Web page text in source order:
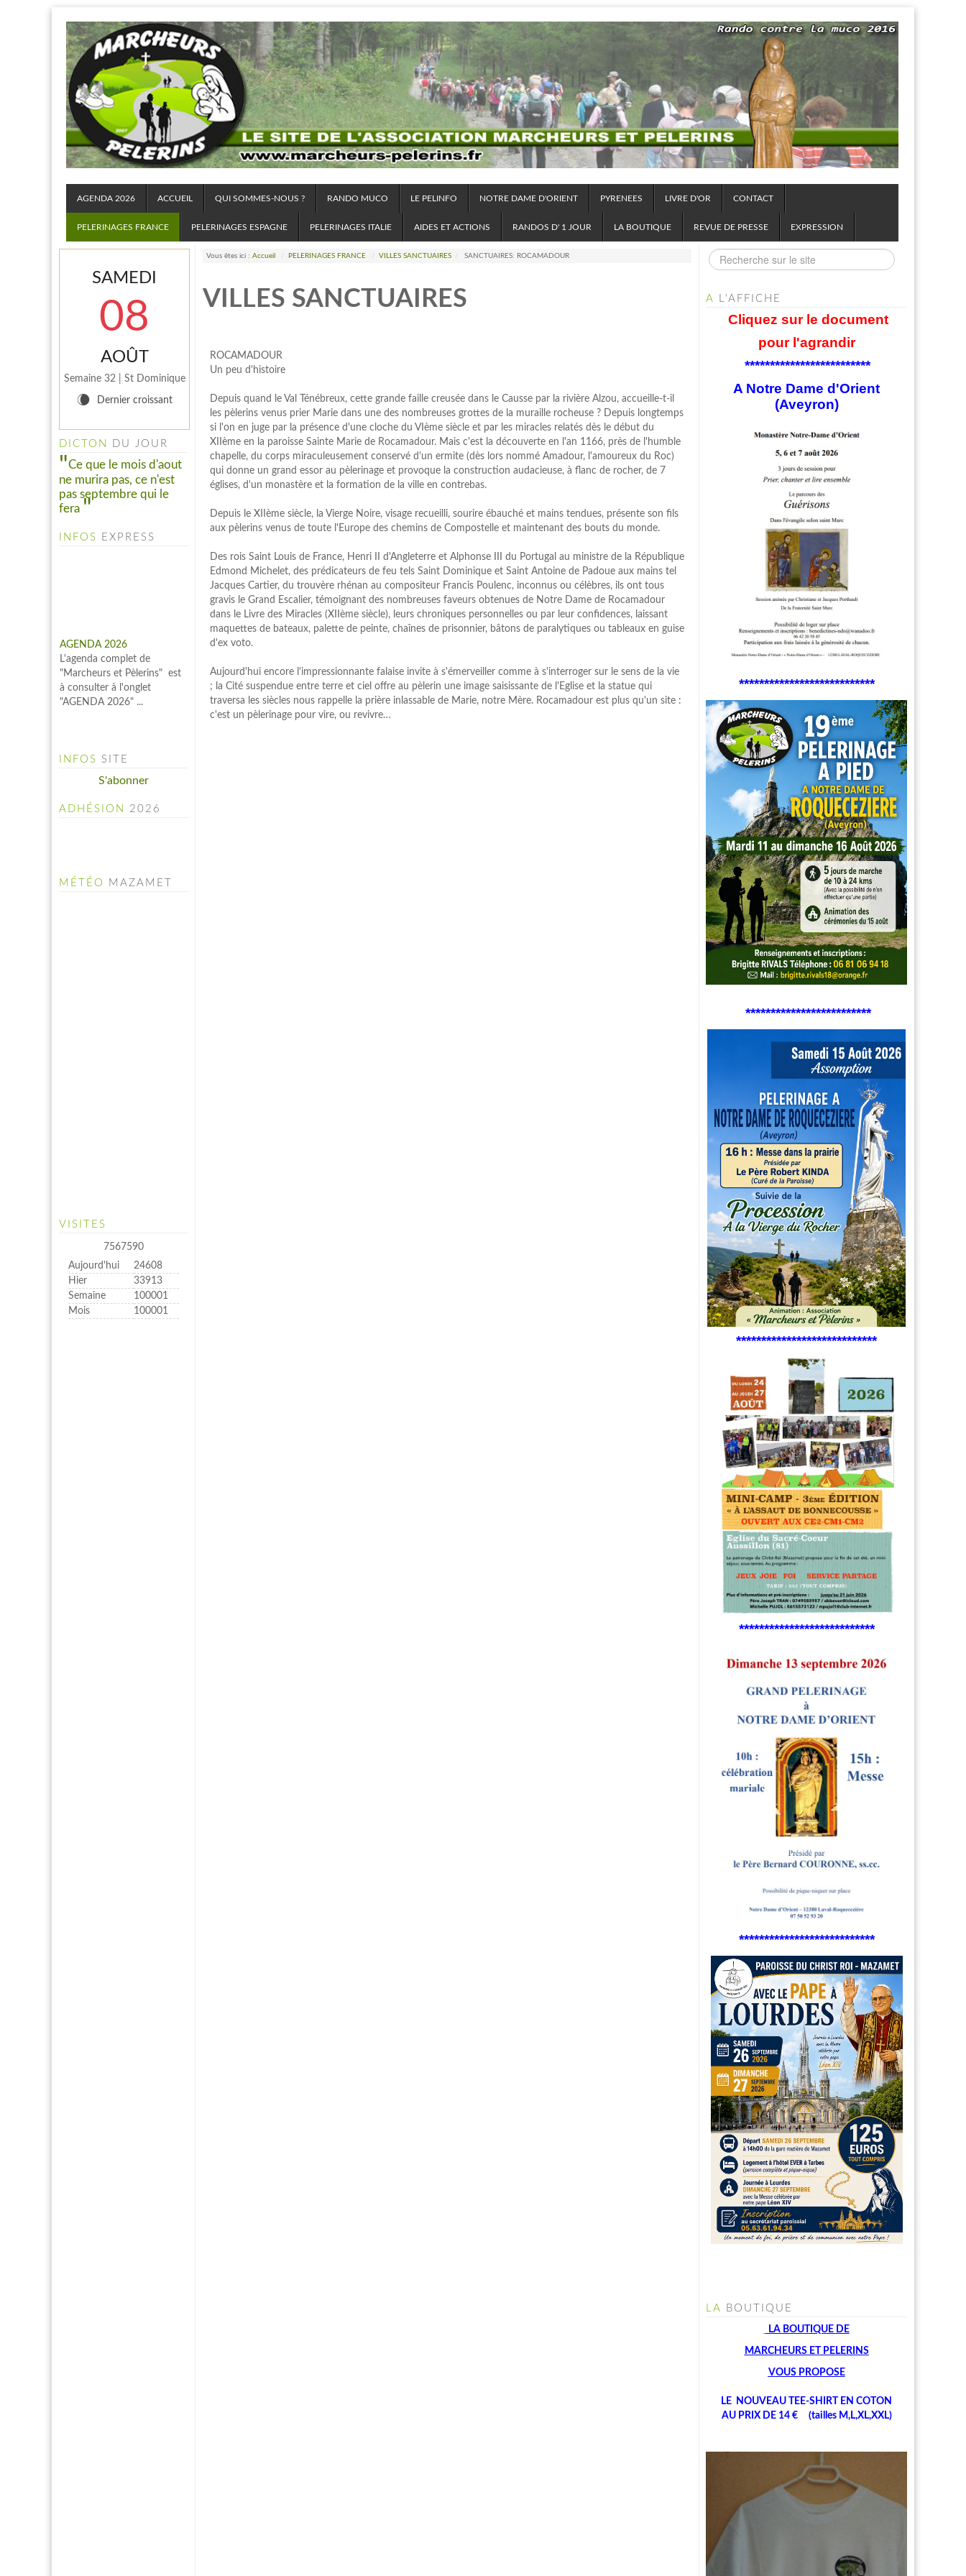
AGENDA 2026 ACCUEIL QUI SOMMES-NOUS ? RANDO MUCO LE PELINFO NOTRE DAME D'ORIENT PYRENEES LIVRE D'OR CONTACT
PELERINAGES FRANCE PELERINAGES ESPAGNE PELERINAGES ITALIE AIDES ET ACTIONS RANDOS D' 1 JOUR LA BOUTIQUE REVUE DE PRESSE EXPRESSION
Vous êtes ici : Accueil / PELERINAGES FRANCE / VILLES SANCTUAIRES / SANCTUAIRES: ROCAMADOUR
VILLES SANCTUAIRES
ROCAMADOUR
Un peu d'histoire
Depuis quand le Val Ténébreux, cette grande faille creusée dans le Causse par la rivière Alzou, accueille-t-il
les pèlerins venus prier Marie dans une des nombreuses grottes de la muraille rocheuse ? Depuis longtemps
si l'on en juge par la présence d'une cloche du VIème siècle et par les miracles relatés dès le début du
XIIème en la paroisse Sainte Marie de Rocamadour. Mais c'est la découverte en l'an 1166, près de l'humble
chapelle, du corps miraculeusement conservé d'un ermite (dès lors nommé Amadour, l'amoureux du Roc)
qui donne un grand essor au pèlerinage et provoque la construction audacieuse, à flanc de rocher, de 7
églises, d'un monastère et la formation de la ville en contrebas.
Depuis le XIIème siècle, la Vierge Noire, visage recueilli, sourire ébauché et mains tendues, présente son fils
aux pèlerins venus de toute l'Europe des chemins de Compostelle et maintenant des bouts du monde.
Des rois Saint Louis de France, Henri II d'Angleterre et Alphonse III du Portugal au ministre de la République
Edmond Michelet, des prédicateurs de feu tels Saint Dominique et Saint Antoine de Padoue aux mains tel
Jacques Cartier, du trouvère rhénan au compositeur Francis Poulenc, inconnus ou célèbres, ils ont tous
gravis le Grand Escalier, témoignant des nombreuses faveurs obtenues de Notre Dame de Rocamadour
dans le Livre des Miracles (XIIème siècle), leurs chroniques personnelles ou par leur confidences, laissant
maquettes de bateaux, palette de peinte, chaînes de prisonnier, bâtons de paralytiques ou tableaux en guise
d'ex voto.
Aujourd'hui encore l'impressionnante falaise invite à s'émerveiller comme à s'interroger sur le sens de la vie
; la Cité suspendue entre terre et ciel offre au pèlerin une image saisissante de l'Eglise et la statue qui
traversa les siècles nous rappelle la prière inlassable de Marie, notre Mère. Rocamadour est plus qu'un site :
c'est un pèlerinage pour vire, ou revivre…
SAMEDI
08
AOÛT
Semaine 32 | St Dominique
W Dernier croissant
DICTON DU JOUR
Ce que le mois d'aout
ne murira pas, ce n'est
pas septembre qui le
fera
INFOS EXPRESS
juillet 2026 vient de sortir : A
consulter à la rubrique "LE
PELINFO"...
à consulter à l'onglet
"AGENDA 2026" ...
INFOS SITE
S'abonner
ADHÉSION 2026
MÉTÉO MAZAMET
VISITES
7567590
Aujourd'hui
24608
Hier
33913
Semaine
100001
Mois
100001
A L'AFFICHE
Cliquez sur le document
pour l'agrandir
*************************
A Notre Dame d'Orient
(Aveyron)
***************************
*************************
****************************
***************************
***************************
LA BOUTIQUE
LA BOUTIQUE DE
MARCHEURS ET PELERINS
VOUS PROPOSE
LE NOUVEAU TEE-SHIRT EN COTON
AU PRIX DE 14 € (tailles M,L,XL,XXL)